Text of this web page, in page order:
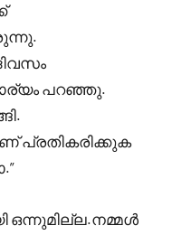
പറഞ്ഞു.
പ്രതികരിക്കുക
ഒന്നുമില്ല.നമ്മൾ